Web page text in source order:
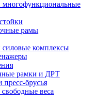
многофункциональные
рамы
комплексы
рамки и ДРТ
брусья
веса